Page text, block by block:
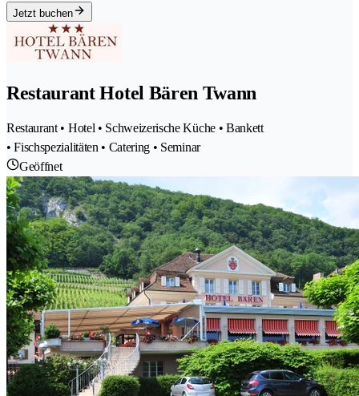
Jetzt buchen
Restaurant Hotel Bären Twann
Restaurant • Hotel • Schweizerische Küche • Bankett
• Fischspezialitäten • Catering • Seminar
Geöffnet